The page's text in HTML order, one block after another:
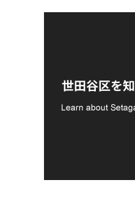
世田谷区を
支援金の募集
て